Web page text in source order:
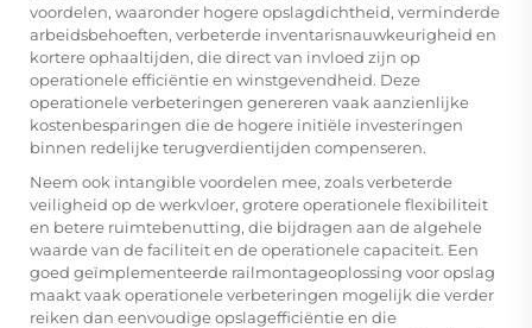
voordelen, waaronder hogere opslagdichtheid, verminderde
arbeidsbehoeften, verbeterde inventarisnauwkeurigheid en
kortere ophaaltijden, die direct van invloed zijn op
operationele efficiëntie en winstgevendheid. Deze
operationele verbeteringen genereren vaak aanzienlijke
kostenbesparingen die de hogere initiële investeringen
binnen redelijke terugverdientijden compenseren.
Neem ook intangible voordelen mee, zoals verbeterde
veiligheid op de werkvloer, grotere operationele flexibiliteit
en betere ruimtebenutting, die bijdragen aan de algehele
waarde van de faciliteit en de operationele capaciteit. Een
goed geïmplementeerde railmontageoplossing voor opslag
maakt vaak operationele verbeteringen mogelijk die verder
reiken dan eenvoudige opslagefficiëntie en die